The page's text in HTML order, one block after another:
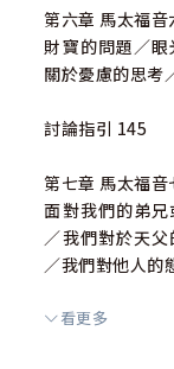
第六章 馬太福
財寶的問題／
關於憂慮的思考
討論指引 145
第七章 馬太福
面對我們的弟
／我們對於天
／我們對他人的
討論指引 165
看更多